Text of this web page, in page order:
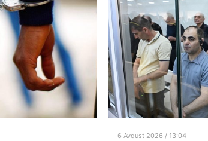
6 Avqust 2026 / 13:04